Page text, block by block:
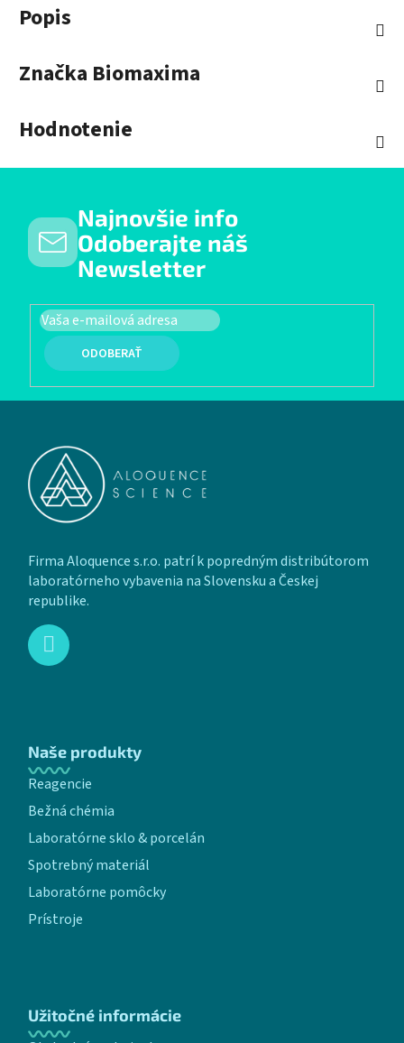
Popis
Značka Biomaxima
Hodnotenie
Najnovšie info
Odoberajte náš
Newsletter
PRIHLÁSIŤ SA
Firma Aloquence s.r.o. patrí k popredným distribútorom
laboratórneho vybavenia na Slovensku a Českej
republike.
Naše produkty
Reagencie
Bežná chémia
Laboratórne sklo & porcelán
Spotrebný materiál
Laboratórne pomôcky
Prístroje
Užitočné informácie